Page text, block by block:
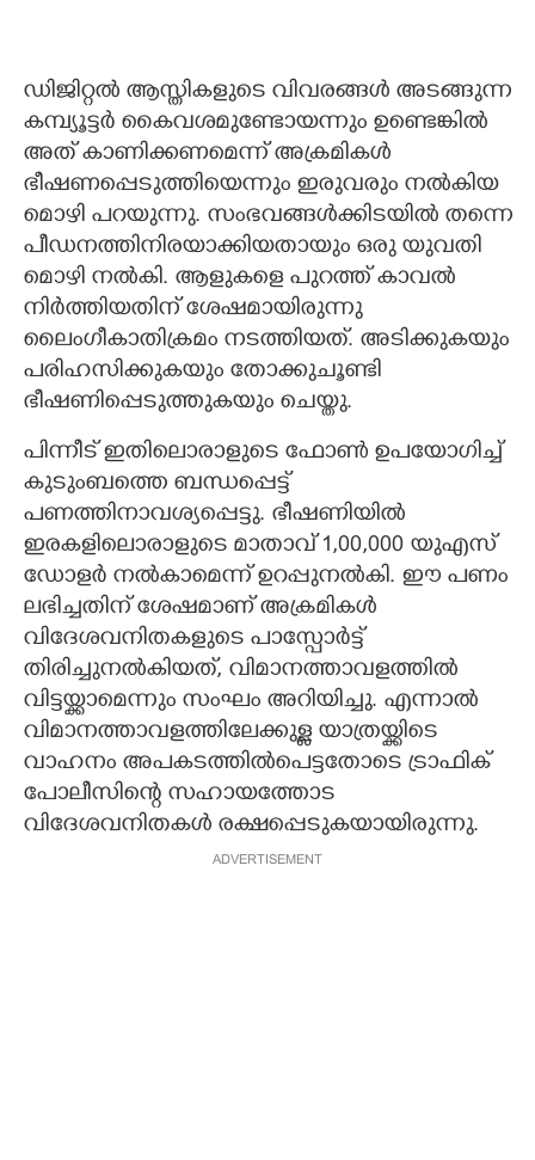
ഡിജിറ്റല്‍ ആസ്തികളുടെ വിവരങ്ങള്‍ അടങ്ങുന്ന
കമ്പ്യൂട്ടര്‍ കൈവശമുണ്ടോയന്നും ഉണ്ടെങ്കില്‍
അത് കാണിക്കണമെന്ന് അക്രമികള്‍
ഭീഷണപ്പെടുത്തിയെന്നും ഇരുവരും നല്‍കിയ
മൊഴി പറയുന്നു. സംഭവങ്ങള്‍ക്കിടയില്‍ തന്നെ
പീഡനത്തിനിരയാക്കിയതായും ഒരു യുവതി
മൊഴി നല്‍കി. ആളുകളെ പുറത്ത് കാവല്‍
നിര്‍ത്തിയതിന് ശേഷമായിരുന്നു
ലൈംഗീകാതിക്രമം നടത്തിയത്. അടിക്കുകയും
പരിഹസിക്കുകയും തോക്കുചൂണ്ടി
ഭീഷണിപ്പെടുത്തുകയും ചെയ്തു.
പിന്നീട് ഇതിലൊരാളുടെ ഫോണ്‍ ഉപയോഗിച്ച്
കുടുംബത്തെ ബന്ധപ്പെട്ട്
പണത്തിനാവശ്യപ്പെട്ടു. ഭീഷണിയില്‍
ഇരകളിലൊരാളുടെ മാതാവ് 1,00,000 യുഎസ്
ഡോളര്‍ നല്‍കാമെന്ന് ഉറപ്പുനല്‍കി. ഈ പണം
ലഭിച്ചതിന് ശേഷമാണ് അക്രമികള്‍
വിദേശവനിതകളുടെ പാസ്പോര്‍ട്ട്
തിരിച്ചുനല്‍കിയത്, വിമാനത്താവളത്തില്‍
വിട്ടയ്ക്കാമെന്നും സംഘം അറിയിച്ചു. എന്നാല്‍
വിമാനത്താവളത്തിലേക്കുള്ള യാത്രയ്ക്കിടെ
വാഹനം അപകടത്തില്‍പെട്ടതോടെ ട്രാഫിക്
പോലീസിന്റെ സഹായത്തോട
വിദേശവനിതകള്‍ രക്ഷപ്പെടുകയായിരുന്നു.
ADVERTISEMENT